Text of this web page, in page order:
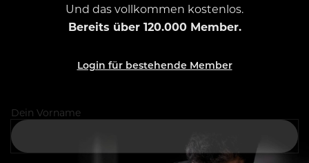
Und das vollkommen kostenlos.
Bereits über 120.000 Member.
Login für bestehende Member
Dein Vorname